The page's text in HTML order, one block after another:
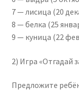
7 — лисица (20
8 — белка (25
9 — куница (22
2) Игра «Отгадай
Предложите